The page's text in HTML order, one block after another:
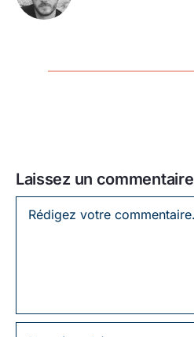
Laissez un commentaire
Laissez